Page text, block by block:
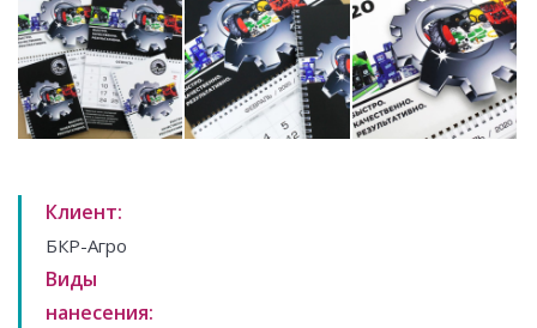
Клиент:
БКР-Агро
Виды
нанесения: